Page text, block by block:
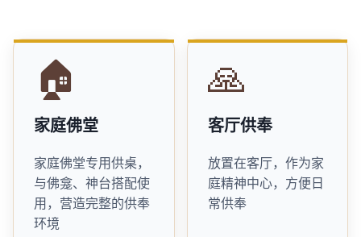
🏠
家庭佛堂
家庭佛堂专用供桌，
与佛龛、神台搭配使
用，营造完整的供奉
环境
🙏
客厅供奉
放置在客厅，作为家
庭精神中心，方便日
常供奉